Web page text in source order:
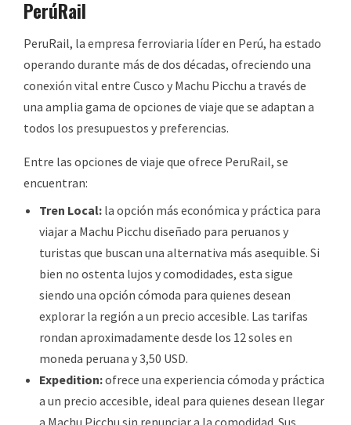
PerúRail
PeruRail, la empresa ferroviaria líder en Perú, ha estado
operando durante más de dos décadas, ofreciendo una
conexión vital entre Cusco y Machu Picchu a través de
una amplia gama de opciones de viaje que se adaptan a
todos los presupuestos y preferencias.
Entre las opciones de viaje que ofrece PeruRail, se
encuentran:
Tren Local: la opción más económica y práctica para
viajar a Machu Picchu diseñado para peruanos y
turistas que buscan una alternativa más asequible. Si
bien no ostenta lujos y comodidades, esta sigue
siendo una opción cómoda para quienes desean
explorar la región a un precio accesible. Las tarifas
rondan aproximadamente desde los 12 soles en
moneda peruana y 3,50 USD.
Expedition:ofrece una experiencia cómoda y práctica
a un precio accesible, ideal para quienes desean llegar
a Machu Picchu sin renunciar a la comodidad. Sus